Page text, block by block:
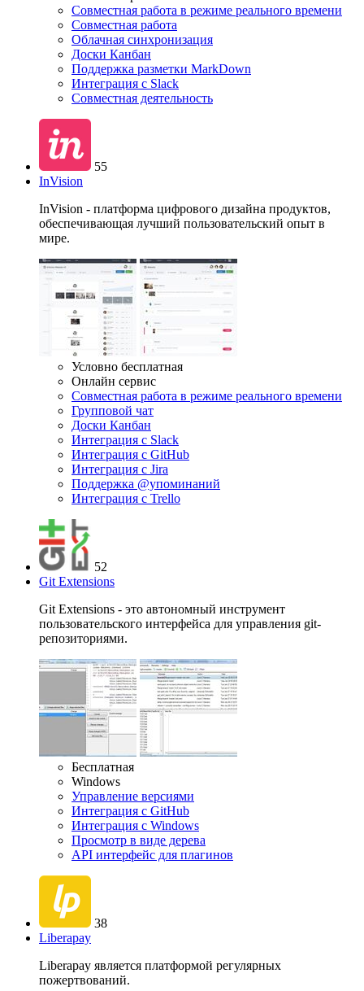
Совместная работа в режиме реального времени
Совместная работа
Облачная синхронизация
Доски Канбан
Поддержка разметки MarkDown
Интеграция с Slack
Совместная деятельность
55
InVision
InVision - платформа цифрового дизайна продуктов,
обеспечивающая лучший пользовательский опыт в
мире.
Условно бесплатная
Онлайн сервис
Совместная работа в режиме реального времени
Групповой чат
Доски Канбан
Интеграция с Slack
Интеграция с GitHub
Интеграция c Jira
Поддержка @упоминаний
Интеграция с Trello
52
Git Extensions
Git Extensions - это автономный инструмент
пользовательского интерфейса для управления git-
репозиториями.
Бесплатная
Windows
Управление версиями
Интеграция с GitHub
Интеграция с Windows
Просмотр в виде дерева
API интерфейс для плагинов
38
Liberapay
Liberapay является платформой регулярных
пожертвований.